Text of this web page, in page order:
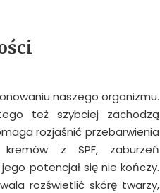
naszego organizmu.
też szybciej zachodzą
rozjaśnić przebarwienia
z SPF, zaburzeń
potencjał się nie kończy.
rozświetlić skórę twarzy,